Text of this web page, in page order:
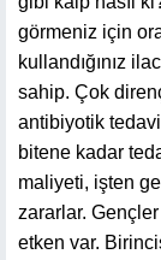
görmeniz için
kullandığınız
sahip. Çok
antibiyotik
bitene kadar
maliyeti, işten
zararlar.
etken var.